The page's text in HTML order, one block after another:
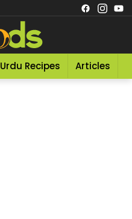
Urdu Recipes Articles